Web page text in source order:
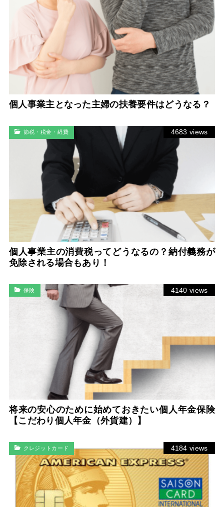
個人事業主となった主婦の扶養要件はどうなる？
節税・税金・経費 4683 views
個人事業主の消費税ってどうなるの？納付義務が
免除される場合もあり！
保険 4140 views
将来の安心のために始めておきたい個人年金保険
【こだわり個人年金（外貨建）】
クレジットカード 4184 views